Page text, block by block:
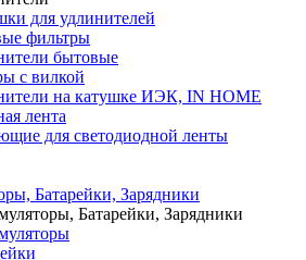
для удлинителей
фильтры
бытовые
с вилкой
на катушке ИЭК, IN HOME
лента
для светодиодной ленты
Батарейки, Зарядники
Батарейки, Зарядники